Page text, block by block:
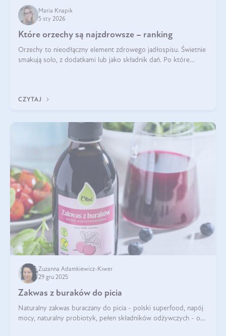
Maria Knapik
5 sty 2026
Które orzechy są najzdrowsze – ranking
Orzechy to nieodłączny element zdrowego jadłospisu. Świetnie
smakują solo, z dodatkami lub jako składnik dań. Po które
CZYTAJ
Zuzanna Adamkiewicz-Kiwer
29 gru 2025
Zakwas z buraków do picia
Naturalny zakwas buraczany do picia - polski superfood, napój
mocy, naturalny probiotyk, pełen składników odżywczych - o